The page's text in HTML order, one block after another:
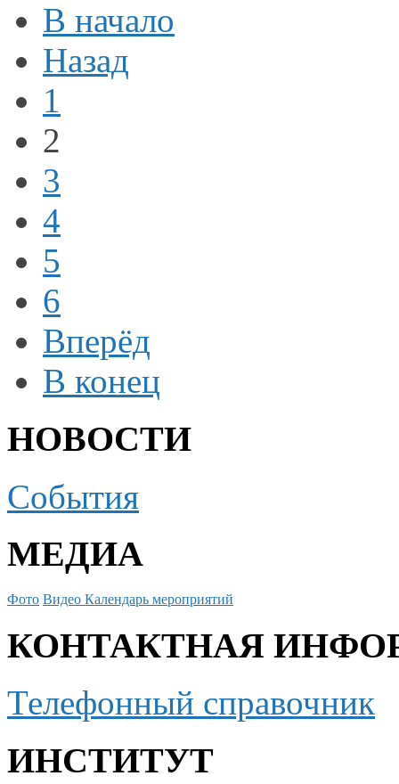
В начало
Назад
1
2
3
4
5
6
Вперёд
В конец
НОВОСТИ
События
МЕДИА
Фото Видео Календарь мероприятий
КОНТАКТНАЯ
Телефонный справочник
ИНСТИТУТ